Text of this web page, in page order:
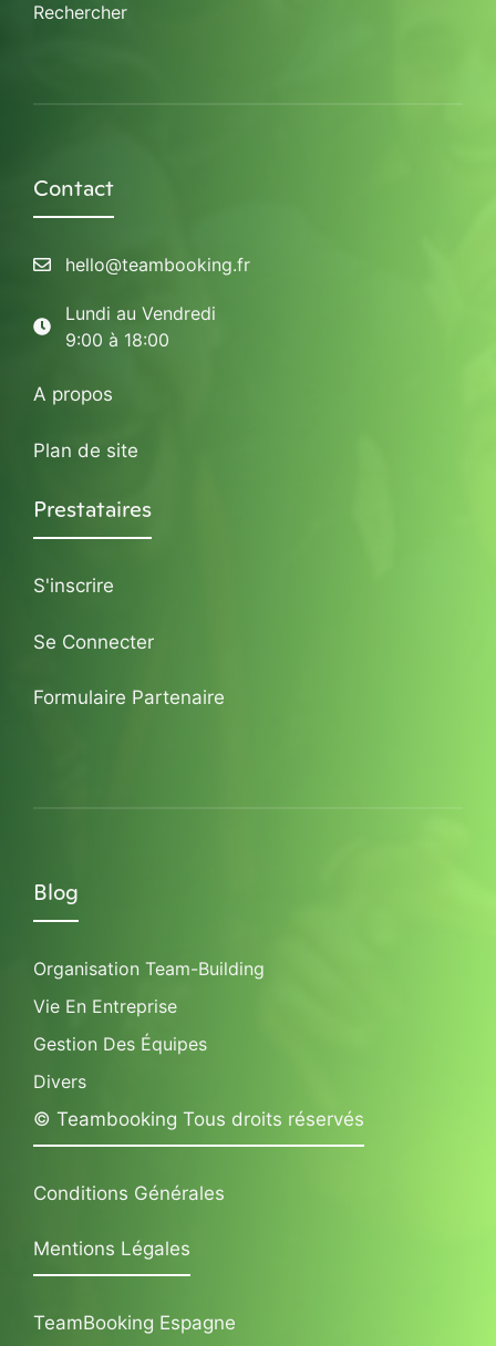
Rechercher
Contact
hello@teambooking.fr
Lundi au Vendredi
9:00 à 18:00
A propos
Plan de site
Prestataires
S'inscrire
Se Connecter
Formulaire Partenaire
Blog
Organisation Team-Building
Vie En Entreprise
Gestion Des Équipes
Divers
© Teambooking Tous droits réservés
Conditions Générales
Mentions Légales
TeamBooking Espagne